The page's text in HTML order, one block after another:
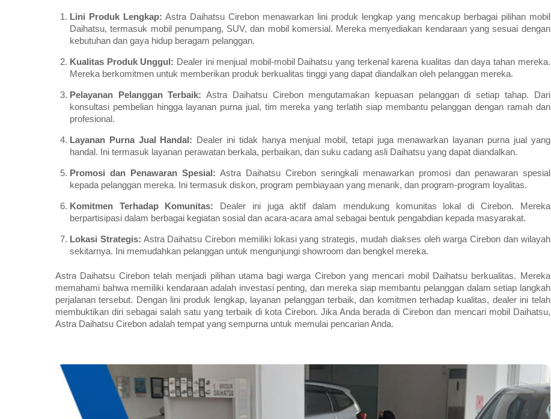
Lini Produk Lengkap: Astra Daihatsu Cirebon menawarkan lini produk lengkap yang mencakup berbagai pilihan mobil
Daihatsu, termasuk mobil penumpang, SUV, dan mobil komersial. Mereka menyediakan kendaraan yang sesuai dengan
kebutuhan dan gaya hidup beragam pelanggan.
Kualitas Produk Unggul: Dealer ini menjual mobil-mobil Daihatsu yang terkenal karena kualitas dan daya tahan mereka.
Mereka berkomitmen untuk memberikan produk berkualitas tinggi yang dapat diandalkan oleh pelanggan mereka.
Pelayanan Pelanggan Terbaik: Astra Daihatsu Cirebon mengutamakan kepuasan pelanggan di setiap tahap. Dari
konsultasi pembelian hingga layanan purna jual, tim mereka yang terlatih siap membantu pelanggan dengan ramah dan
profesional.
Layanan Purna Jual Handal: Dealer ini tidak hanya menjual mobil, tetapi juga menawarkan layanan purna jual yang
handal. Ini termasuk layanan perawatan berkala, perbaikan, dan suku cadang asli Daihatsu yang dapat diandalkan.
Promosi dan Penawaran Spesial: Astra Daihatsu Cirebon seringkali menawarkan promosi dan penawaran spesial
kepada pelanggan mereka. Ini termasuk diskon, program pembiayaan yang menarik, dan program-program loyalitas.
Komitmen Terhadap Komunitas: Dealer ini juga aktif dalam mendukung komunitas lokal di Cirebon. Mereka
berpartisipasi dalam berbagai kegiatan sosial dan acara-acara amal sebagai bentuk pengabdian kepada masyarakat.
Lokasi Strategis: Astra Daihatsu Cirebon memiliki lokasi yang strategis, mudah diakses oleh warga Cirebon dan wilayah
sekitarnya. Ini memudahkan pelanggan untuk mengunjungi showroom dan bengkel mereka.
Astra Daihatsu Cirebon telah menjadi pilihan utama bagi warga Cirebon yang mencari mobil Daihatsu berkualitas. Mereka
memahami bahwa memiliki kendaraan adalah investasi penting, dan mereka siap membantu pelanggan dalam setiap langkah
perjalanan tersebut. Dengan lini produk lengkap, layanan pelanggan terbaik, dan komitmen terhadap kualitas, dealer ini telah
membuktikan diri sebagai salah satu yang terbaik di kota Cirebon. Jika Anda berada di Cirebon dan mencari mobil Daihatsu,
Astra Daihatsu Cirebon adalah tempat yang sempurna untuk memulai pencarian Anda.